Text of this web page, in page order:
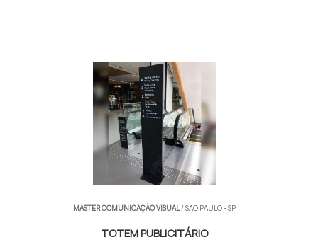
MASTER COMUNICAÇÃO VISUAL/ SÃO PAULO - SP
TOTEM PUBLICITÁRIO